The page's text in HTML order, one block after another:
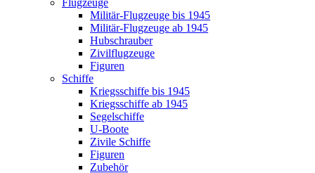
Flugzeuge
Militär-Flugzeuge bis 1945
Militär-Flugzeuge ab 1945
Hubschrauber
Zivilflugzeuge
Figuren
Schiffe
Kriegsschiffe bis 1945
Kriegsschiffe ab 1945
Segelschiffe
U-Boote
Zivile Schiffe
Figuren
Zubehör